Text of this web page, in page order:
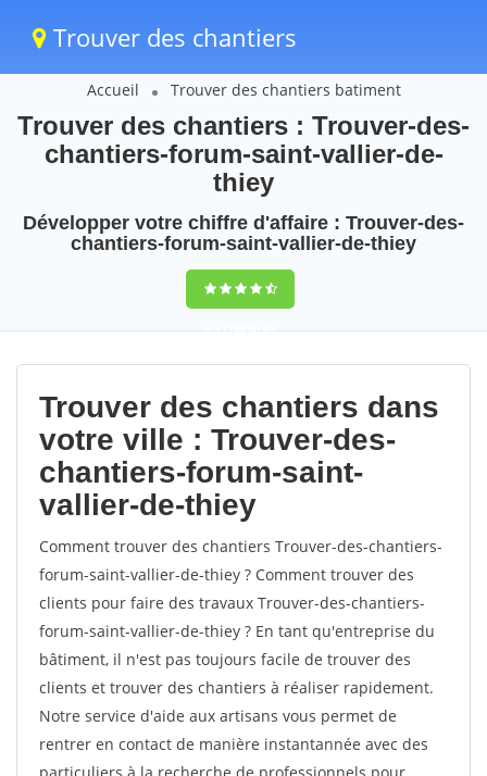
Trouver des chantiers
Accueil Trouver des chantiers batiment
Trouver des chantiers : Trouver-des-
chantiers-forum-saint-vallier-de-
thiey
Développer votre chiffre d'affaire : Trouver-des-
chantiers-forum-saint-vallier-de-thiey
9,5(100%)89
votes
Trouver des chantiers dans
votre ville : Trouver-des-
chantiers-forum-saint-
vallier-de-thiey
Comment trouver des chantiers Trouver-des-chantiers-
forum-saint-vallier-de-thiey ? Comment trouver des
clients pour faire des travaux Trouver-des-chantiers-
forum-saint-vallier-de-thiey ? En tant qu'entreprise du
bâtiment, il n'est pas toujours facile de trouver des
clients et trouver des chantiers à réaliser rapidement.
Notre service d'aide aux artisans vous permet de
rentrer en contact de manière instantannée avec des